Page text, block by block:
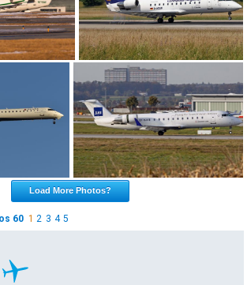
Load More Photos?
60 1 2 3 4 5